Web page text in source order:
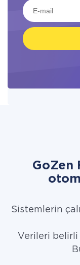
GoZen
Sistemlerin
Verileri belirli